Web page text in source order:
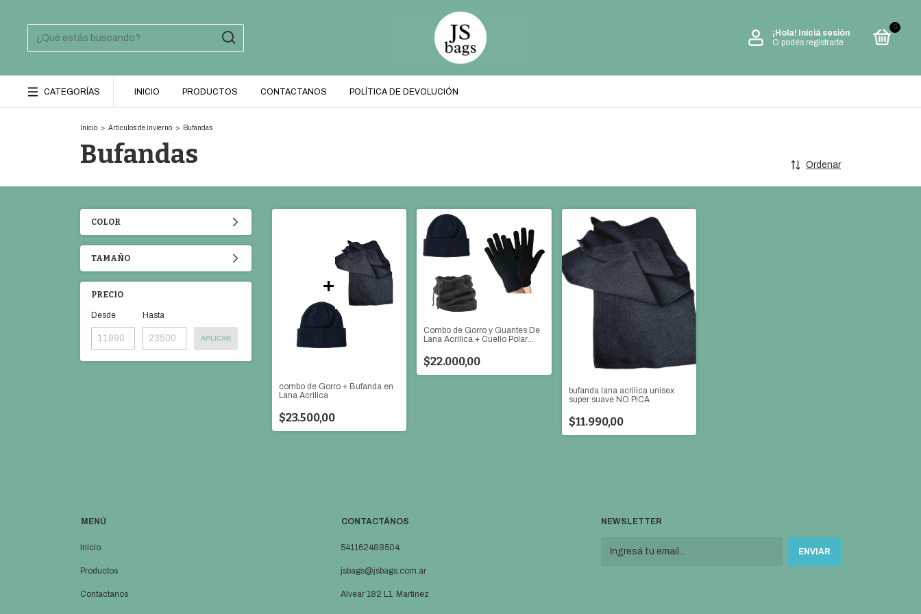
¡Hola! Iniciá sesión
O podés registrarte
0
CATEGORÍAS INICIO PRODUCTOS CONTACTANOS POLÍTICA DE DEVOLUCIÓN
Inicio > Articulos de invierno > Bufandas
Bufandas Ordenar
COLOR
TAMAÑO
PRECIO
Desde Hasta
APLICAR
combo de Gorro + Bufanda en
Lana Acrilica
$23.500,00
Combo de Gorro y Guantes De
Lana Acrílica + Cuello Polar
$22.000,00
bufanda lana acrilica unisex
super suave NO PICA
$11.990,00
MENÚ
Inicio
Productos
Contactanos
CONTACTÁNOS
541162488504
jsbags@jsbags.com.ar
Alvear 182 L1, Martinez
NEWSLETTER